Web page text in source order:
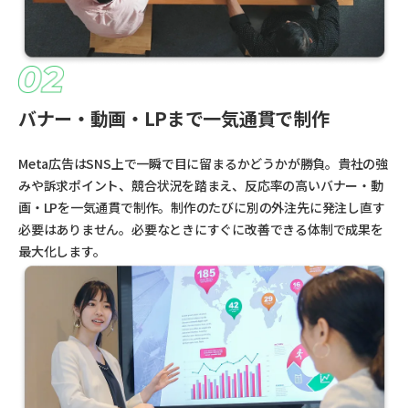
バナー・動画・LPまで一気通貫で制作
Meta広告はSNS上で一瞬で目に留まるかどうかが勝負。貴社の強
みや訴求ポイント、競合状況を踏まえ、反応率の高いバナー・動
画・LPを一気通貫で制作。制作のたびに別の外注先に発注し直す
必要はありません。必要なときにすぐに改善できる体制で成果を
最大化します。